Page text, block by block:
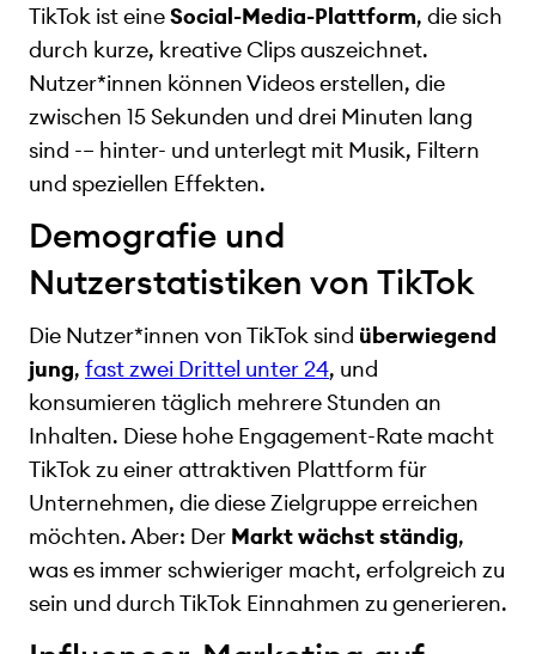
TikTok ist eineSocial-Media-Plattform, die sich
durch kurze, kreative Clips auszeichnet.
Nutzer*innen können Videos erstellen, die
zwischen 15 Sekunden und drei Minuten lang
sind -– hinter- und unterlegt mit Musik, Filtern
und speziellen Effekten.
Demografie und
Nutzerstatistiken von TikTok
Die Nutzer*innen von TikTok sind überwiegend
jung, fast zwei Drittel unter 24, und
konsumieren täglich mehrere Stunden an
Inhalten. Diese hohe Engagement-Rate macht
TikTok zu einer attraktiven Plattform für
Unternehmen, die diese Zielgruppe erreichen
möchten. Aber: Der Markt wächst ständig,
was es immer schwieriger macht, erfolgreich zu
sein und durch TikTok Einnahmen zu generieren.